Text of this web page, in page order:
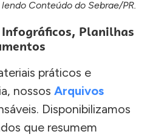
Conteúdo do Sebrae/PR.
Planilhas
práticos e
nossos Arquivos
Disponibilizamos
que resumem